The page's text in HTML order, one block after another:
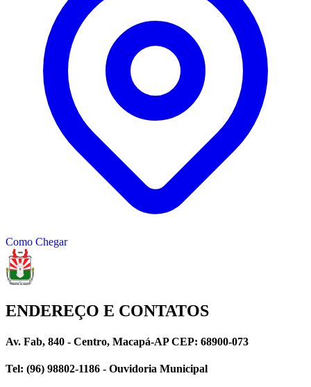
Como Chegar
ENDEREÇO E CONTATOS
Av. Fab, 840 - Centro, Macapá-AP CEP: 68900-073
Tel: (96) 98802-1186 - Ouvidoria Municipal